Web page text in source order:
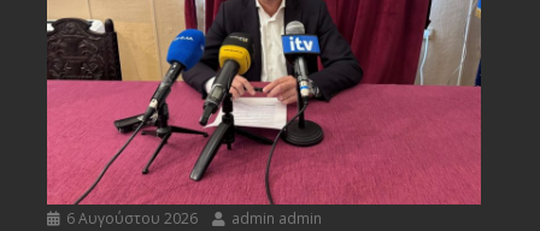
6 Αυγούστου 2026 admin admin